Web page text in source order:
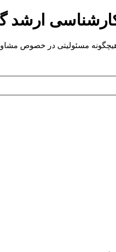
ارشد
در خصوص مشاوره های داده